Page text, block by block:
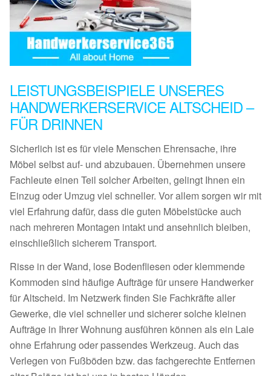
LEISTUNGSBEISPIELE UNSERES
HANDWERKERSERVICE ALTSCHEID –
FÜR DRINNEN
Sicherlich ist es für viele Menschen Ehrensache, ihre
Möbel selbst auf- und abzubauen. Übernehmen unsere
Fachleute einen Teil solcher Arbeiten, gelingt Ihnen ein
Einzug oder Umzug viel schneller. Vor allem sorgen wir mit
viel Erfahrung dafür, dass die guten Möbelstücke auch
nach mehreren Montagen intakt und ansehnlich bleiben,
einschließlich sicherem Transport.
Risse in der Wand, lose Bodenfliesen oder klemmende
Kommoden sind häufige Aufträge für unsere Handwerker
für Altscheid. Im Netzwerk finden Sie Fachkräfte aller
Gewerke, die viel schneller und sicherer solche kleinen
Aufträge in Ihrer Wohnung ausführen können als ein Laie
ohne Erfahrung oder passendes Werkzeug. Auch das
Verlegen von Fußböden bzw. das fachgerechte Entfernen